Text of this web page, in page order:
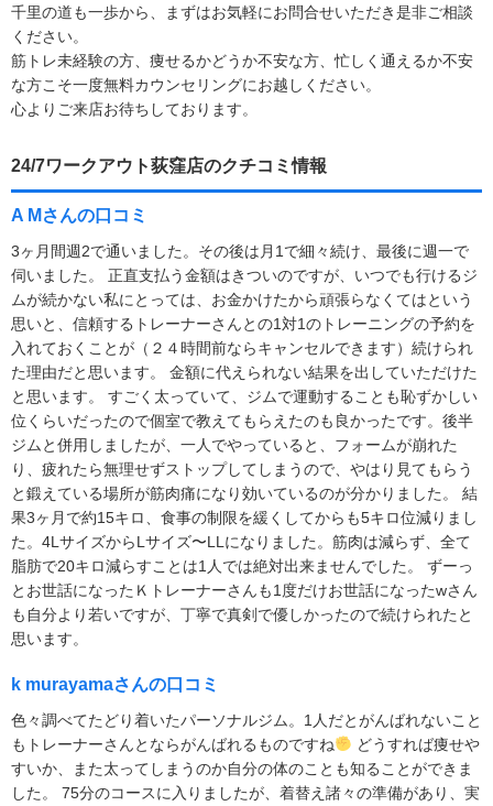
千里の道も一歩から、まずはお気軽にお問合せいただき是非ご相談
ください。
筋トレ未経験の方、痩せるかどうか不安な方、忙しく通えるか不安
な方こそ一度無料カウンセリングにお越しください。
心よりご来店お待ちしております。
24/7ワークアウト荻窪店のクチコミ情報
A Mさんの口コミ
3ヶ月間週2で通いました。その後は月1で細々続け、最後に週一で
伺いました。 正直支払う金額はきついのですが、いつでも行けるジ
ムが続かない私にとっては、お金かけたから頑張らなくてはという
思いと、信頼するトレーナーさんとの1対1のトレーニングの予約を
入れておくことが（２４時間前ならキャンセルできます）続けられ
た理由だと思います。 金額に代えられない結果を出していただけた
と思います。 すごく太っていて、ジムで運動することも恥ずかしい
位くらいだったので個室で教えてもらえたのも良かったです。後半
ジムと併用しましたが、一人でやっていると、フォームが崩れた
り、疲れたら無理せずストップしてしまうので、やはり見てもらう
と鍛えている場所が筋肉痛になり効いているのが分かりました。 結
果3ヶ月で約15キロ、食事の制限を緩くしてからも5キロ位減りまし
た。4LサイズからLサイズ〜LLになりました。筋肉は減らず、全て
脂肪で20キロ減らすことは1人では絶対出来ませんでした。 ずーっ
とお世話になったＫトレーナーさんも1度だけお世話になったwさん
も自分より若いですが、丁寧で真剣で優しかったので続けられたと
思います。
k murayamaさんの口コミ
色々調べてたどり着いたパーソナルジム。1人だとがんばれないこと
もトレーナーさんとならがんばれるものですね
どうすれば痩せや
すいか、また太ってしまうのか自分の体のことも知ることができま
した。 75分のコースに入りましたが、着替え諸々の準備があり、実